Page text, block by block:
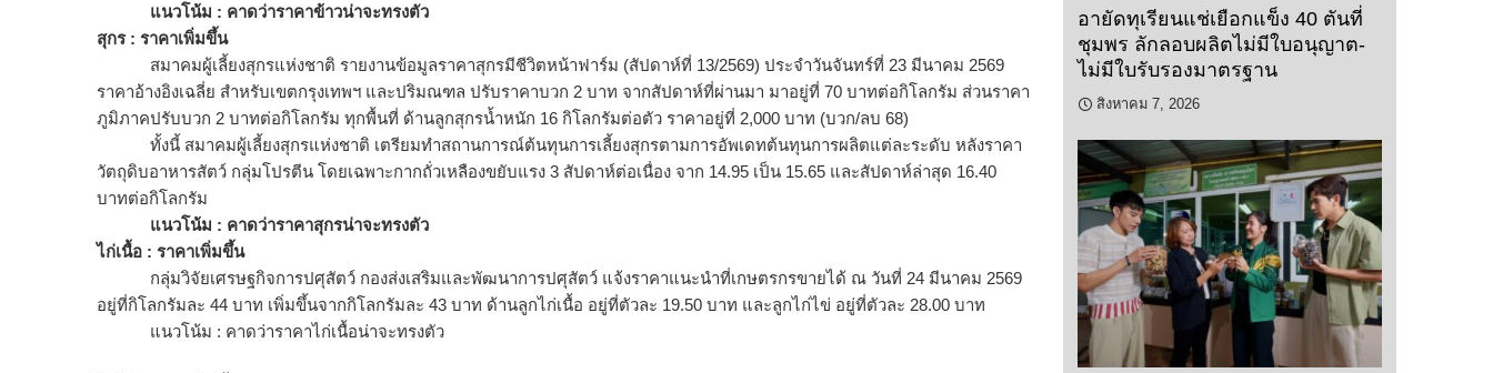
แนวโน้ม : คาดว่าราคาข้าวน่าจะทรงตัว
สุกร : ราคาเพิ่มขึ้น
สมาคมผู้เลี้ยงสุกรแห่งชาติ รายงานข้อมูลราคาสุกรมีชีวิตหน้าฟาร์ม (สัปดาห์ที่ 13/2569) ประจำวันจันทร์ที่ 23 มีนาคม 2569
ราคาอ้างอิงเฉลี่ย สำหรับเขตกรุงเทพฯ และปริมณฑล ปรับราคาบวก 2 บาท จากสัปดาห์ที่ผ่านมา มาอยู่ที่ 70 บาทต่อกิโลกรัม ส่วนราคา
ภูมิภาคปรับบวก 2 บาทต่อกิโลกรัม ทุกพื้นที่ ด้านลูกสุกรน้ำหนัก 16 กิโลกรัมต่อตัว ราคาอยู่ที่ 2,000 บาท (บวก/ลบ 68)
ทั้งนี้ สมาคมผู้เลี้ยงสุกรแห่งชาติ เตรียมทำสถานการณ์ต้นทุนการเลี้ยงสุกรตามการอัพเดทต้นทุนการผลิตแต่ละระดับ หลังราคา
วัตถุดิบอาหารสัตว์ กลุ่มโปรตีน โดยเฉพาะกากถั่วเหลืองขยับแรง 3 สัปดาห์ต่อเนื่อง จาก 14.95 เป็น 15.65 และสัปดาห์ล่าสุด 16.40
บาทต่อกิโลกรัม
แนวโน้ม : คาดว่าราคาสุกรน่าจะทรงตัว
ไก่เนื้อ : ราคาเพิ่มขึ้น
กลุ่มวิจัยเศรษฐกิจการปศุสัตว์ กองส่งเสริมและพัฒนาการปศุสัตว์ แจ้งราคาแนะนำที่เกษตรกรขายได้ ณ วันที่ 24 มีนาคม 2569
อยู่ที่กิโลกรัมละ 44 บาท เพิ่มขึ้นจากกิโลกรัมละ 43 บาท ด้านลูกไก่เนื้อ อยู่ที่ตัวละ 19.50 บาท และลูกไก่ไข่ อยู่ที่ตัวละ 28.00 บาท
แนวโน้ม : คาดว่าราคาไก่เนื้อน่าจะทรงตัว
อายัดทุเรียนแช่เยือกแข็ง 40 ตันที่
ชุมพร ลักลอบผลิตไม่มีใบอนุญาต-
ไม่มีใบรับรองมาตรฐาน
สิงหาคม 7, 2026